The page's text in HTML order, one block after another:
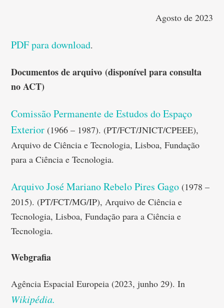
Agosto de 2023
PDF para download.
Documentos de arquivo (disponível para consulta
no ACT)
Comissão Permanente de Estudos do Espaço
Exterior (1966 – 1987). (PT/FCT/JNICT/CPEEE),
Arquivo de Ciência e Tecnologia, Lisboa, Fundação
para a Ciência e Tecnologia.
Arquivo José Mariano Rebelo Pires Gago (1978 –
2015). (PT/FCT/MG/IP), Arquivo de Ciência e
Tecnologia, Lisboa, Fundação para a Ciência e
Tecnologia.
Webgrafia
Agência Espacial Europeia (2023, junho 29). In
Wikipédia.